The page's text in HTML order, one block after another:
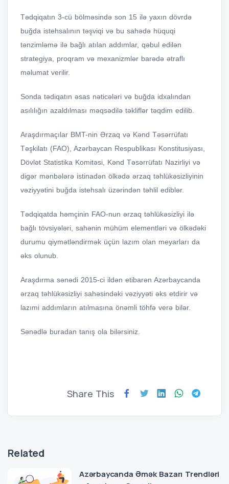
Tədqiqatın 3-cü bölməsində son 15 ilə yaxın dövrdə
buğda istehsalının təşviqi və bu sahədə hüquqi
tənzimləmə ilə bağlı atılan addımlar, qəbul edilən
strategiya, proqram və mexanizmlər barədə ətraflı
məlumat verilir.
Sonda tədiqatın əsas nəticələri və buğda idxalından
asılılığın azaldılması məqsədilə təkliflər təqdim edilib.
Araşdırmaçılar BMT-nin Ərzaq və Kənd Təsərrüfatı
Təşkilatı (FAO), Azərbaycan Respublikası Konstitusiyası,
Dövlət Statistika Komitəsi, Kənd Təsərrüfatı Nazirliyi və
digər mənbələrə istinadən ölkədə ərzaq təhlükəsizliyinin
vəziyyətini buğda istehsalı üzərindən təhlil ediblər.
Tədqiqatda həmçinin FAO-nun ərzaq təhlükəsizliyi ilə
bağlı tövsiyələri, sahənin mühüm elementləri və ölkədəki
durumu qiymətləndirmək üçün lazım olan meyarları da
əks olunub.
Araşdırma sənədi 2015-ci ildən etibarən Azərbaycanda
ərzaq təhlükəsizliyi sahəsindəki vəziyyəti əks etdirir və
lazımi addımların atılmasına önəmli töhfə verə bilər.
Sənədlə buradan tanış ola bilərsiniz.
Share This
Related
Azərbaycanda Əmək Bazarı Trendləri